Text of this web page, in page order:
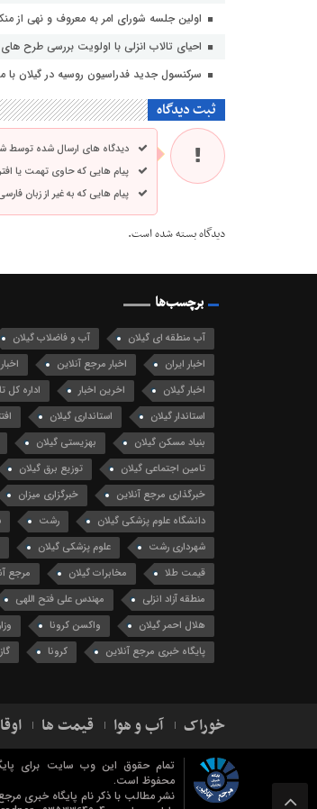
اولین جلسه شورای امر به معروف و نهی از
احیای تالاب انزلی با اولویت بررسی طرح
سرکنسول جدید فدراسیون روسیه در گیلان با
ثبت دیدگاه
دیدگاه های ارسال شده توسط
پیام هایی که حاوی تهمت یا
پیام هایی که به غیر از زبان
دیدگاه بسته شده است.
برچسب‌ها
آب منطقه ای گیلان آب و فاضلاب گیلان
اخبار ایران
اخبار مرجع آنلاین
اخبار گیلان
اخرین اخبار
اداره کل
استاندار گیلان
استانداری گیلان
بنیاد مسکن گیلان
بهزیستی گیلان
تامین اجتماعی گیلان
توزیع برق گیلان
خبرگذاری مرجع آنلاین
خبرگزاری میزان
دانشگاه علوم پزشکی گیلان
رشت
شهرداری رشت
علوم پزشکی گیلان
قیمت طلا
مخابرات گیلان مرجع
منطقه آزاد انزلی
مهندس علی فتح اللهی
هلال احمر گیلان
واکسن کرونا
پایگاه خبری مرجع آنلاین
کرونا
خوراک آب و هوا قیمت ها
تمام حقوق این وب سایت برای
محفوظ است.
نشر مطالب با ذکر نام پایگاه خبری